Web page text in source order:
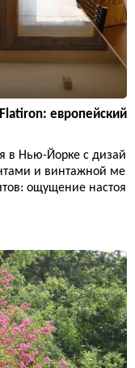
европейский
в Нью-Йорке с дизай
и винтажной ме
ощущение настоя